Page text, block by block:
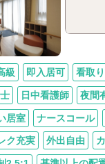
級 即入居可 看取
日中看護師 夜間
居室 ナースコール
ク充実 外出自由